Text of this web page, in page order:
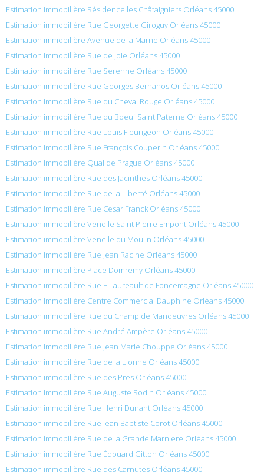
Estimation immobilière Résidence les Châtaigniers Orléans 45000
Estimation immobilière Rue Georgette Giroguy Orléans 45000
Estimation immobilière Avenue de la Marne Orléans 45000
Estimation immobilière Rue de Joie Orléans 45000
Estimation immobilière Rue Serenne Orléans 45000
Estimation immobilière Rue Georges Bernanos Orléans 45000
Estimation immobilière Rue du Cheval Rouge Orléans 45000
Estimation immobilière Rue du Boeuf Saint Paterne Orléans 45000
Estimation immobilière Rue Louis Fleurigeon Orléans 45000
Estimation immobilière Rue François Couperin Orléans 45000
Estimation immobilière Quai de Prague Orléans 45000
Estimation immobilière Rue des Jacinthes Orléans 45000
Estimation immobilière Rue de la Liberté Orléans 45000
Estimation immobilière Rue Cesar Franck Orléans 45000
Estimation immobilière Venelle Saint Pierre Empont Orléans 45000
Estimation immobilière Venelle du Moulin Orléans 45000
Estimation immobilière Rue Jean Racine Orléans 45000
Estimation immobilière Place Domremy Orléans 45000
Estimation immobilière Rue E Laureault de Foncemagne Orléans 45000
Estimation immobilière Centre Commercial Dauphine Orléans 45000
Estimation immobilière Rue du Champ de Manoeuvres Orléans 45000
Estimation immobilière Rue André Ampère Orléans 45000
Estimation immobilière Rue Jean Marie Chouppe Orléans 45000
Estimation immobilière Rue de la Lionne Orléans 45000
Estimation immobilière Rue des Pres Orléans 45000
Estimation immobilière Rue Auguste Rodin Orléans 45000
Estimation immobilière Rue Henri Dunant Orléans 45000
Estimation immobilière Rue Jean Baptiste Corot Orléans 45000
Estimation immobilière Rue de la Grande Marniere Orléans 45000
Estimation immobilière Rue Édouard Gitton Orléans 45000
Estimation immobilière Rue des Carnutes Orléans 45000